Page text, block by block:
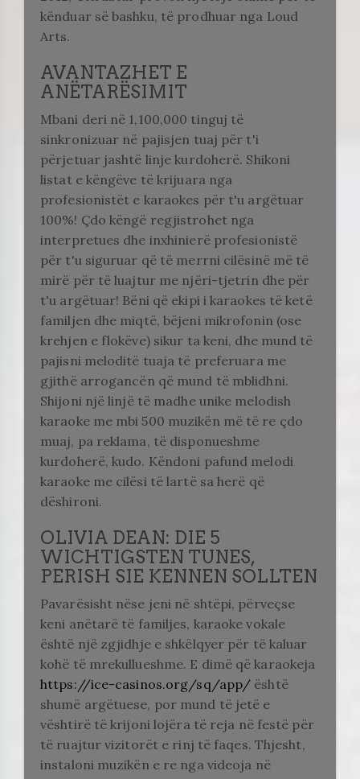
kënduar së bashku, të prodhuar nga Loud
Arts.
AVANTAZHET E
ANËTARËSIMIT
Mbani deri në 1,100,000 tinguj të
sinkronizuar në pajisjen tuaj për t'i
përjetuar jashtë linje kurdoherë. Shikoni
listat e këngëve të krijuara nga
profesionistët e karaokes për t'u argëtuar
100%! Çdo këngë regjistrohet nga
interpretues dhe inxhinierë profesionistë
për t'u siguruar që të merrni cilësinë më të
mirë për të luajtur me njëri-tjetrin dhe për
t'u argëtuar! Bëni që ekipi i karaokes të ketë
familjen dhe miqtë, bëjeni mikrofonin (ose
krehjen e flokëve) sikur ta keni, dhe mund të
pajisni meloditë tuaja të preferuara me
gjithë arrogancën që mund të mblidhni.
Shijoni një linjë të madhe unike melodish
karaoke me mbi 500 muzikën më të re çdo
muaj, pa reklama, të disponueshme
kurdoherë, kudo. Këndoni pafund melodi
karaoke me cilësi të lartë sa herë që
dëshironi.
OLIVIA DEAN: DIE 5
WICHTIGSTEN TUNES,
PERISH SIE KENNEN SOLLTEN
Pavarësisht nëse jeni në shtëpi, përveçse
keni anëtarë të familjes, karaoke vokale
është një zgjidhje e shkëlqyer për të kaluar
kohë të mrekullueshme. E dimë që karaokeja
https://ice-casinos.org/sq/app/ është
shumë argëtuese, por mund të jetë e
vështirë të krijoni lojëra të reja në festë për
të ruajtur vizitorët e rinj të faqes. Thjesht,
instaloni muzikën e re nga videoja në